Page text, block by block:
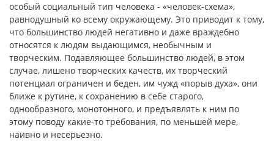
особый социальный тип человека - «человек-схема»,
равнодушный ко всему окружающему. Это приводит к тому,
что большинство людей негативно и даже враждебно
относятся к людям выдающимся, необычным и
творческим. Подавляющее большинство людей, в этом
случае, лишено творческих качеств, их творческий
потенциал ограничен и беден, им чужд «порыв духа», они
ближе к рутине, к сохранению в себе старого,
однообразного, монотонного, и предъявлять к ним по
этому поводу какие-то требования, по меньшей мере,
наивно и несерьезно.